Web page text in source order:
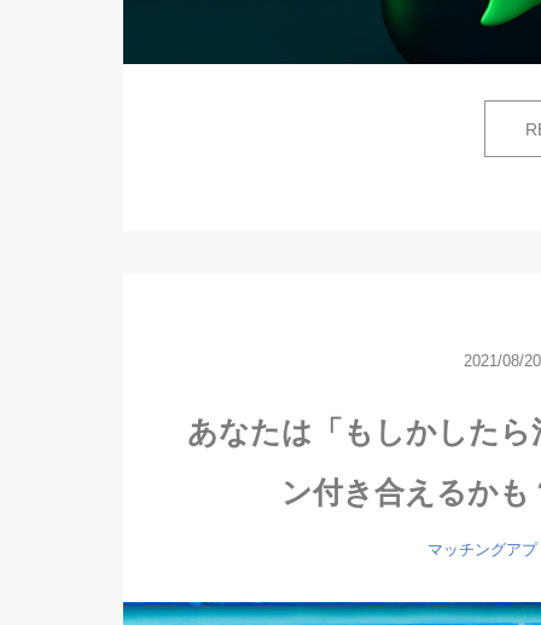
2021/08/20
あなたは「もしかした
ン付き合えるか
マッチングアプ